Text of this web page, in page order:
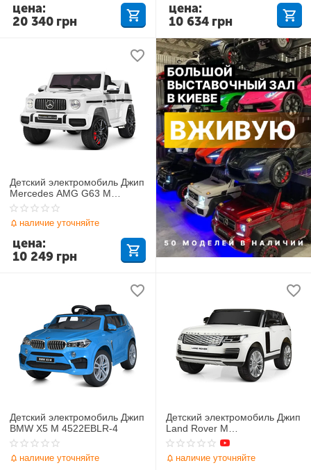
20 340 грн
цена:
10 634 грн
цена:
Детский электромобиль Джип
Mercedes AMG G63 M
4280EBLR-1
наличие уточняйте
10 249 грн
цена:
Детский электромобиль Джип
BMW X5 M 4522EBLR-4
наличие уточняйте
Детский электромобиль Джип
Land Rover M
4175(MP4)EBLR-1
наличие уточняйте